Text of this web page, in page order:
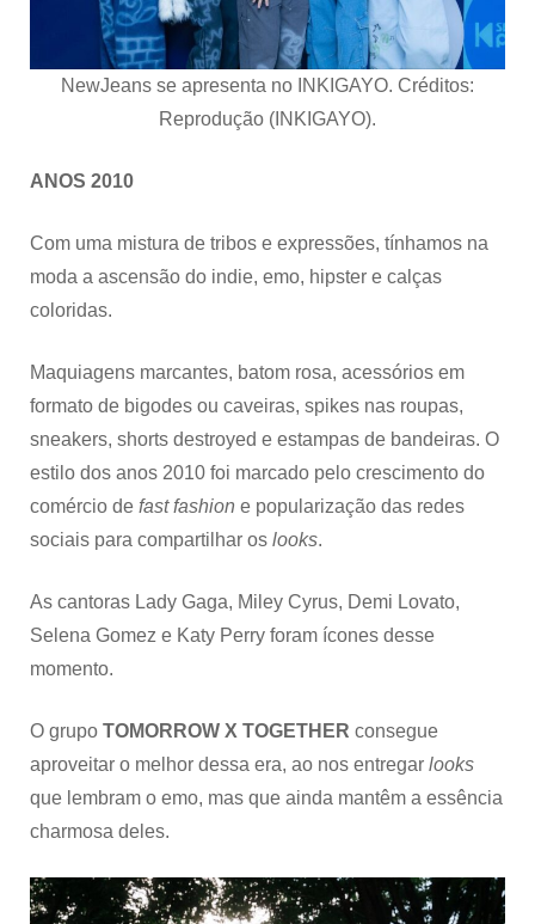
NewJeans se apresenta no INKIGAYO. Créditos:
Reprodução (INKIGAYO).
ANOS 2010
Com uma mistura de tribos e expressões, tínhamos na
moda a ascensão do indie, emo, hipster e calças
coloridas.
Maquiagens marcantes, batom rosa, acessórios em
formato de bigodes ou caveiras, spikes nas roupas,
sneakers, shorts destroyed e estampas de bandeiras. O
estilo dos anos 2010 foi marcado pelo crescimento do
comércio de fast fashion e popularização das redes
sociais para compartilhar os looks.
As cantoras Lady Gaga, Miley Cyrus, Demi Lovato,
Selena Gomez e Katy Perry foram ícones desse
momento.
O grupo TOMORROW X TOGETHER consegue
aproveitar o melhor dessa era, ao nos entregar looks
que lembram o emo, mas que ainda mantêm a essência
charmosa deles.